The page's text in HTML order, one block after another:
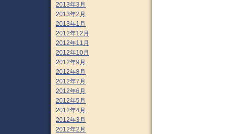
2013年3月
2013年2月
2013年1月
2012年12月
2012年11月
2012年10月
2012年9月
2012年8月
2012年7月
2012年6月
2012年5月
2012年4月
2012年3月
2012年2月